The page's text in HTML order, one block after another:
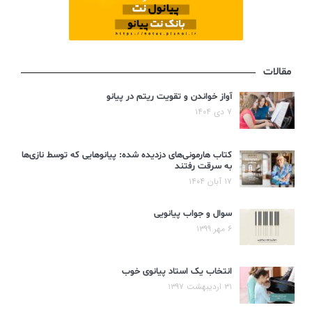
مقالات
آواز خواندن و تقویت ریتم در پیانو
۷ دی ۱۴۰۴
کتاب هارمونی‌های دزدیده شده: پیانوهایی که توسط نازی‌ها
به سرقت رفتند
۱۷ آبان ۱۴۰۴
سوال و جواب پیانویی
۶ مهر ۱۳۹۹
انتخاب یک استاد پیانوی خوب
۳۱ اردیبهشت ۱۳۹۷